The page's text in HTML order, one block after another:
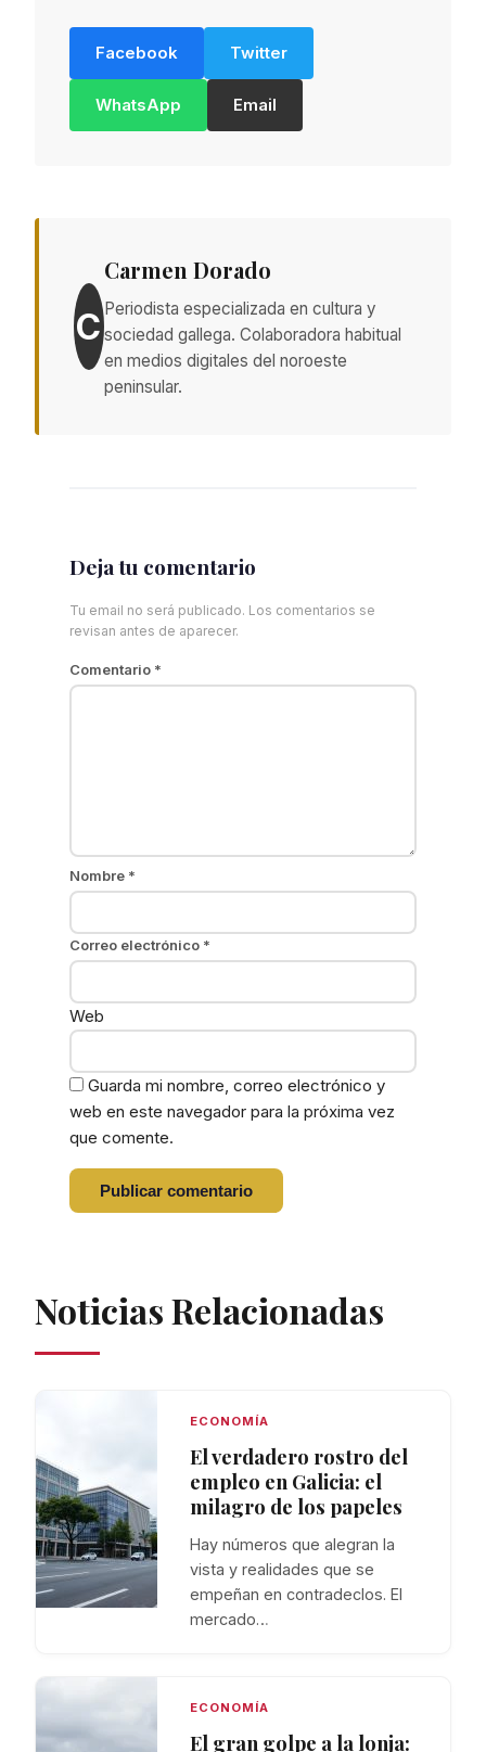
Facebook Twitter
WhatsApp Email
C
Carmen Dorado
Periodista especializada en cultura y
sociedad gallega. Colaboradora habitual
en medios digitales del noroeste
peninsular.
Deja tu comentario
Tu email no será publicado. Los comentarios se
revisan antes de aparecer.
Comentario *
Nombre *
Correo electrónico *
Web
Guarda mi nombre, correo electrónico y
web en este navegador para la próxima vez
que comente.
Noticias Relacionadas
ECONOMÍA
El verdadero rostro del
empleo en Galicia: el
milagro de los papeles
Hay números que alegran la
vista y realidades que se
empeñan en contradeclos. El
mercado…
ECONOMÍA
El gran golpe a la lonja: